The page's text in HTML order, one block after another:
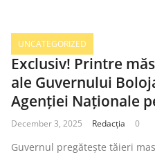
UNCATEGORIZED
Exclusiv! Printre
ale Guvernului
Agenției Naționale
December 3, 2025 Redacția 0
Guvernul pregătește tăieri